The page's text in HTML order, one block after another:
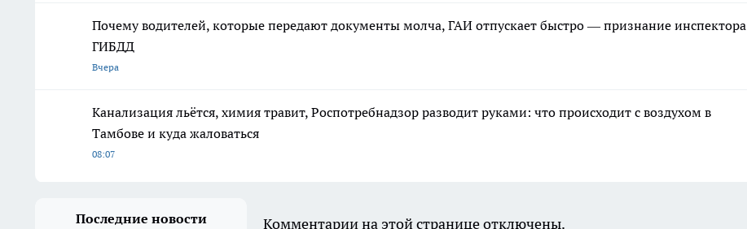
Почему водителей, которые передают документы молча, ГАИ отпускает быстро — признание инспектора
ГИБДД
Вчера
Канализация льётся, химия травит, Роспотребнадзор разводит руками: что происходит с воздухом в
Тамбове и куда жаловаться
08:07
Последние новости Комментарии на этой странице отключены.